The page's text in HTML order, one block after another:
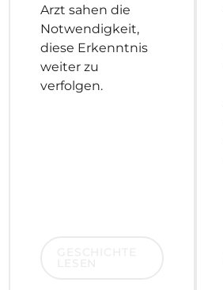
Arzt sahen die
Notwendigkeit,
diese Erkenntnis
weiter zu
verfolgen.